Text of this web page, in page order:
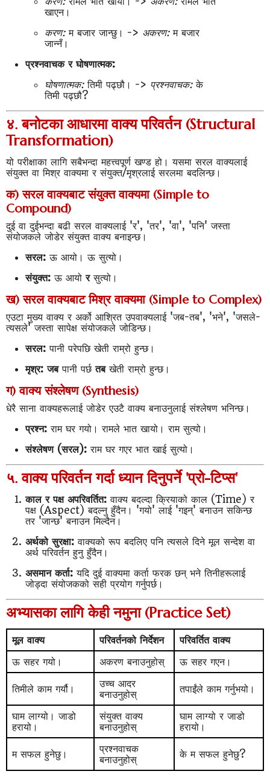
खाएन।
करण:म बजार जान्छु। -> अकरण:म बजार
जान्नँ।
प्रश्नवाचक र घोषणात्मक:
घोषणात्मक:तिमी पढ्छौ। -> प्रश्नवाचक:के
तिमी पढ्छौ?
४. बनोटका आधारमा वाक्य परिवर्तन (Structural
Transformation)
यो परीक्षाका लागि सबैभन्दा महत्त्वपूर्ण खण्ड हो। यसमा सरल वाक्यलाई
संयुक्त वा मिश्र वाक्यमा र संयुक्त/मृश्रलाई सरलमा बदलिन्छ।
क) सरल वाक्यबाट संयुक्त वाक्यमा (Simple to
Compound)
दुई वा दुईभन्दा बढी सरल वाक्यलाई 'र', 'तर', 'वा', 'पनि' जस्ता
संयोजकले जोडेर संयुक्त वाक्य बनाइन्छ।
सरल: ऊ आयो। ऊ सुत्यो।
संयुक्त: ऊ आयोरसुत्यो।
ख) सरल वाक्यबाट मिश्र वाक्यमा (Simple to Complex)
एउटा मुख्य वाक्य र अर्को आश्रित उपवाक्यलाई 'जब-तब', 'भने', 'जसले-
त्यसले' जस्ता सापेक्ष संयोजकले जोडिन्छ।
सरल: पानी परेपछि खेती राम्रो हुन्छ।
मृश्र: जबपानी पर्छतबखेती राम्रो हुन्छ।
ग) वाक्य संश्लेषण (Synthesis)
धेरै साना वाक्यहरूलाई जोडेर एउटै वाक्य बनाउनुलाई संश्लेषण भनिन्छ।
प्रश्न: राम घर गयो। रामले भात खायो। राम सुत्यो।
संश्लेषण (सरल): राम घर गएर भात खाई सुत्यो।
५. वाक्य परिवर्तन गर्दा ध्यान दिनुपर्ने 'प्रो-टिप्स'
काल र पक्ष अपरिवर्तित: वाक्य बदल्दा क्रियाको काल (Time) र
पक्ष (Aspect) बदल्नु हुँदैन। 'गयो' लाई 'गइन्' बनाउन सकिन्छ
तर 'जान्छ' बनाउन मिल्दैन।
अर्थको सुरक्षा: वाक्यको रूप बदलिए पनि त्यसले दिने मूल सन्देश वा
अर्थ परिवर्तन हुनु हुँदैन।
असमान कर्ता: यदि दुई वाक्यमा कर्ता फरक छन् भने तिनीहरूलाई
जोड्दा संयोजकको सही प्रयोग गर्नुपर्छ।
अभ्यासका लागि केही नमुना (Practice Set)
मूल वाक्य परिवर्तनको निर्देशन
परिवर्तित वाक्य
ऊ सहर गयो।
अकरण बनाउनुहोस् ऊ सहर गएन।
तिमीले काम गर्यौ।
उच्च आदर
बनाउनुहोस्
तपाईंले काम गर्नुभयो।
घाम लाग्यो। जाडो
हरायो।
संयुक्त वाक्य
बनाउनुहोस्
घाम लाग्यो र जाडो
हरायो।
म सफल हुनेछु।
प्रश्नवाचक
बनाउनुहोस्
के म सफल हुनेछु?